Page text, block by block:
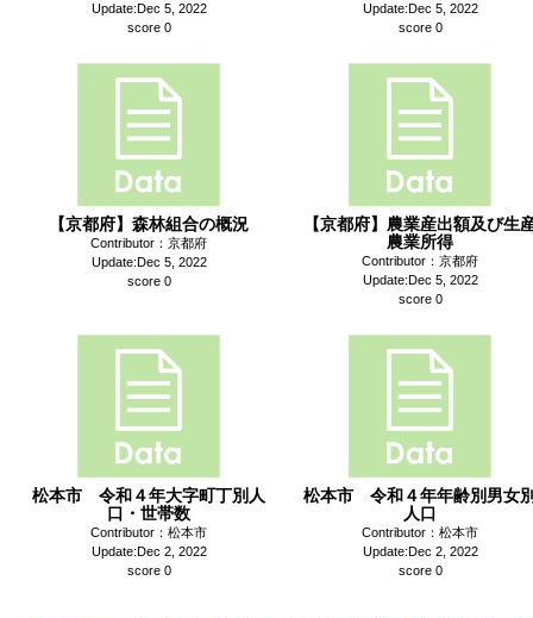
Update:Dec 5, 2022
score 0
Update:Dec 5, 2022
score 0
【京都府】森林組合の概況
Contributor：京都府
Update:Dec 5, 2022
score 0
【京都府】農業産出額及び生
農業所得
Contributor：京都府
Update:Dec 5, 2022
score 0
松本市 令和４年大字町丁別人
口・世帯数
Contributor：松本市
Update:Dec 2, 2022
score 0
松本市 令和４年年齢別男女
人口
Contributor：松本市
Update:Dec 2, 2022
score 0